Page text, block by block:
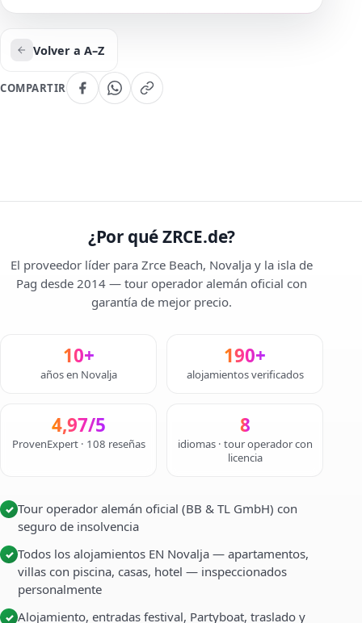
Volver a A–Z
COMPARTIR
¿Por qué ZRCE.de?
El proveedor líder para Zrce Beach, Novalja y la isla de
Pag desde 2014 — tour operador alemán oficial con
garantía de mejor precio.
10+
años en Novalja
190+
alojamientos verificados
4,97/5
ProvenExpert · 108 reseñas
8
idiomas · tour operador con
licencia
✓ Tour operador alemán oficial (BB & TL GmbH) con
seguro de insolvencia
✓ Todos los alojamientos EN Novalja — apartamentos,
villas con piscina, casas, hotel — inspeccionados
personalmente
✓ Alojamiento, entradas festival, Partyboat, traslado y